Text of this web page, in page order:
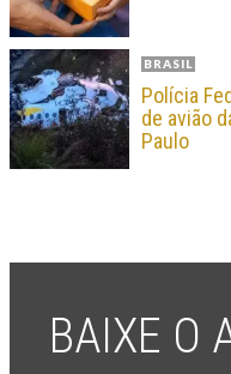
BRASIL
Polícia
de avião
Paulo
BAIXE O